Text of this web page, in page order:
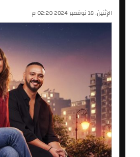
الإثنين, 18 نوفمبر 2024 02:20 م